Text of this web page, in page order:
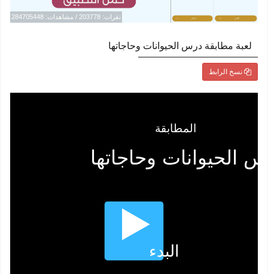
نقرات: 203778 / مشاهدات: 284705448
لعبة مطابقة درس الحيوانات وحاجاتها
نسخ الرابط